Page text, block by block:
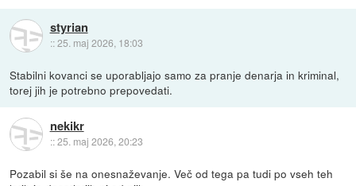
styrian
::25. maj 2026, 18:03
Stabilni kovanci se uporabljajo samo za pranje denarja in kriminal,
torej jih je potrebno prepovedati.
nekikr
::25. maj 2026, 20:23
Pozabil si še na onesnaževanje. Več od tega pa tudi po vseh teh